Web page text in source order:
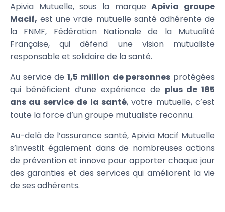
Apivia Mutuelle, sous la marqueApivia groupe
Macif, est une vraie mutuelle santé adhérente de
la FNMF, Fédération Nationale de la Mutualité
Française, qui défend une vision mutualiste
responsable et solidaire de la santé.
Au service de1,5 million de personnes protégées
qui bénéficient d’une expérience de plus de 185
ans au service de la santé, votre mutuelle, c’est
toute la force d’un groupe mutualiste reconnu.
Au-delà de l’assurance santé, Apivia Macif Mutuelle
s’investit également dans de nombreuses actions
de prévention et innove pour apporter chaque jour
des garanties et des services qui améliorent la vie
de ses adhérents.